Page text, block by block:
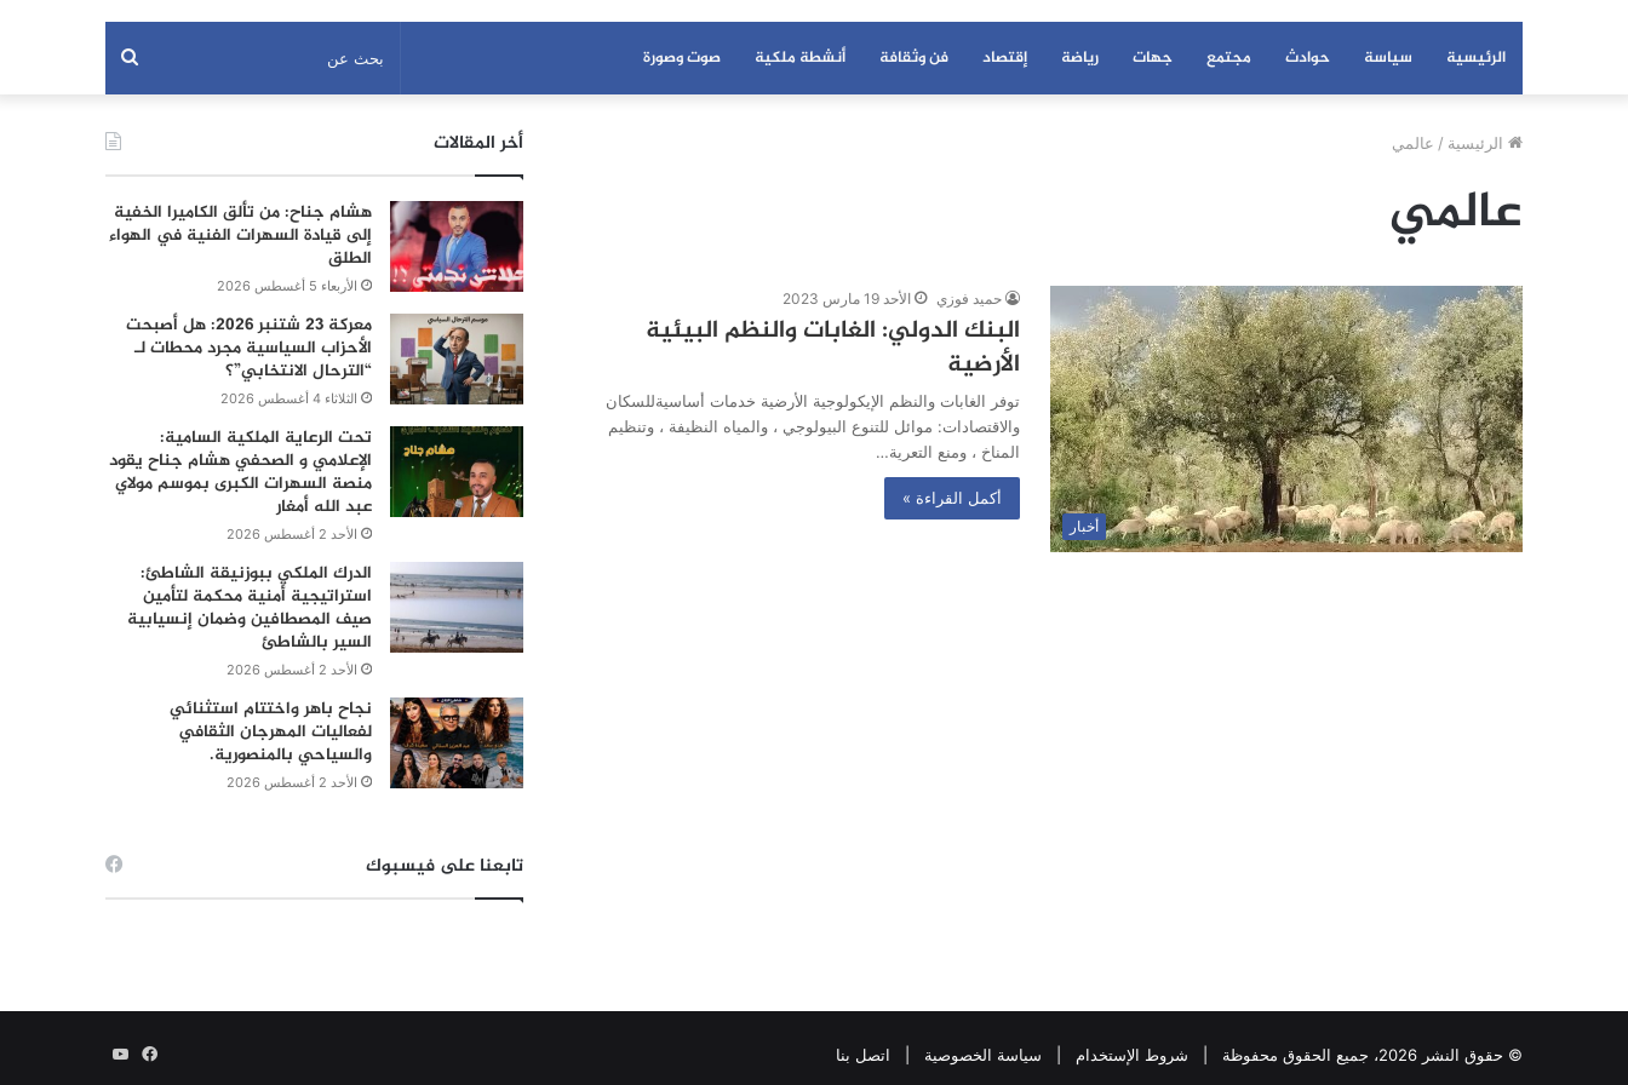
الرئيسية سياسة حوادث مجتمع جهات رياضة إقتصاد فن وثقافة أنشطة ملكية صوت وصورة بحث
عن
الرئيسية / عالمي
عالمي
أخبار
حميد فوزي الأحد 19 مارس 2023
البنك الدولي: الغابات والنظم البيئية
الأرضية
توفر الغابات والنظم الإيكولوجية الأرضية خدمات أساسيةللسكان
والاقتصادات: موائل للتنوع البيولوجي ، والمياه النظيفة ، وتنظيم
المناخ ، ومنع التعرية…
أكمل القراءة »
أخر المقالات
هشام جناح: من تألق الكاميرا الخفية
إلى قيادة السهرات الفنية في الهواء
الطلق
الأربعاء 5 أغسطس 2026
معركة 23 شتنبر 2026: هل أصبحت
الأحزاب السياسية مجرد محطات لـ
“الترحال الانتخابي”؟
الثلاثاء 4 أغسطس 2026
تحت الرعاية الملكية السامية:
الإعلامي و الصحفي هشام جناح يقود
منصة السهرات الكبرى بموسم مولاي
عبد الله أمغار
الأحد 2 أغسطس 2026
الدرك الملكي ببوزنيقة الشاطئ:
استراتيجية أمنية محكمة لتأمين
صيف المصطافين وضمان إنسيابية
السير بالشاطئ
الأحد 2 أغسطس 2026
نجاح باهر واختتام استثنائي
لفعاليات المهرجان الثقافي
والسياحي بالمنصورية.
الأحد 2 أغسطس 2026
تابعنا على فيسبوك
© حقوق النشر 2026، جميع الحقوق محفوظة | شروط الإستخدام سياسة الخصوصية اتصل بنا فيسبوكيوتيوب